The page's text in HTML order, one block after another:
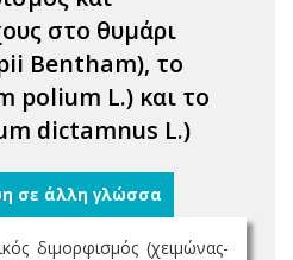
στο θυμάρι
Bentham), το
polium L.) και το
dictamnus L.)
σε άλλη γλώσσα
διμορφισμός (χειμώνας-